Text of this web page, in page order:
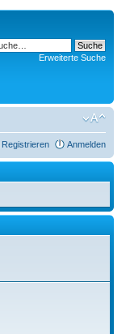
Erweiterte Suche
Registrieren Anmelden